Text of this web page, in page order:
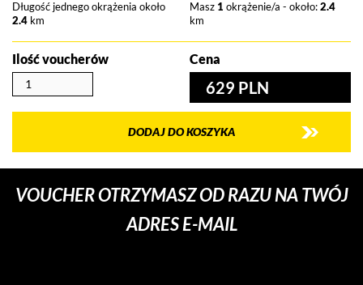
Długość jednego okrążenia około
2.4 km
Masz 1 okrążenie/a - około: 2.4
km
Ilość voucherów Cena
629 PLN
DODAJ DO KOSZYKA
VOUCHER OTRZYMASZ OD RAZU NA TWÓJ
ADRES E-MAIL